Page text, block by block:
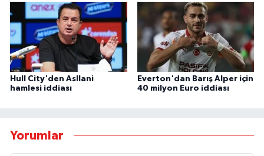
Hull City'den Asllani
hamlesi iddiası
Everton'dan Barış Alper için
40 milyon Euro iddiası
Yorumlar